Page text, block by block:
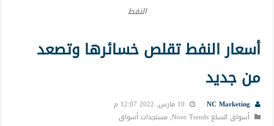
النفط
أسعار النفط تقلص خسائرها وتصعد
من جديد
NC Marketing
10 مارس, 2022 12:07 م
أسواق السلع Noor Trends
,مستجدات أسواق